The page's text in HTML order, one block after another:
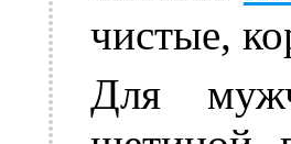
чистые,
Для